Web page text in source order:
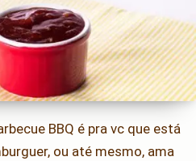
BBQ é pra vc que está
ou até mesmo, ama